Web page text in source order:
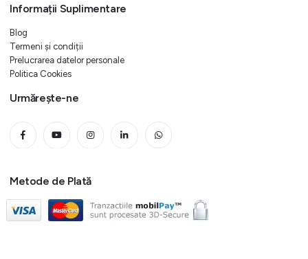
Informații Suplimentare
Blog
Termeni și condiții
Prelucrarea datelor personale
Politica Cookies
Urmărește-ne
Metode de Plată